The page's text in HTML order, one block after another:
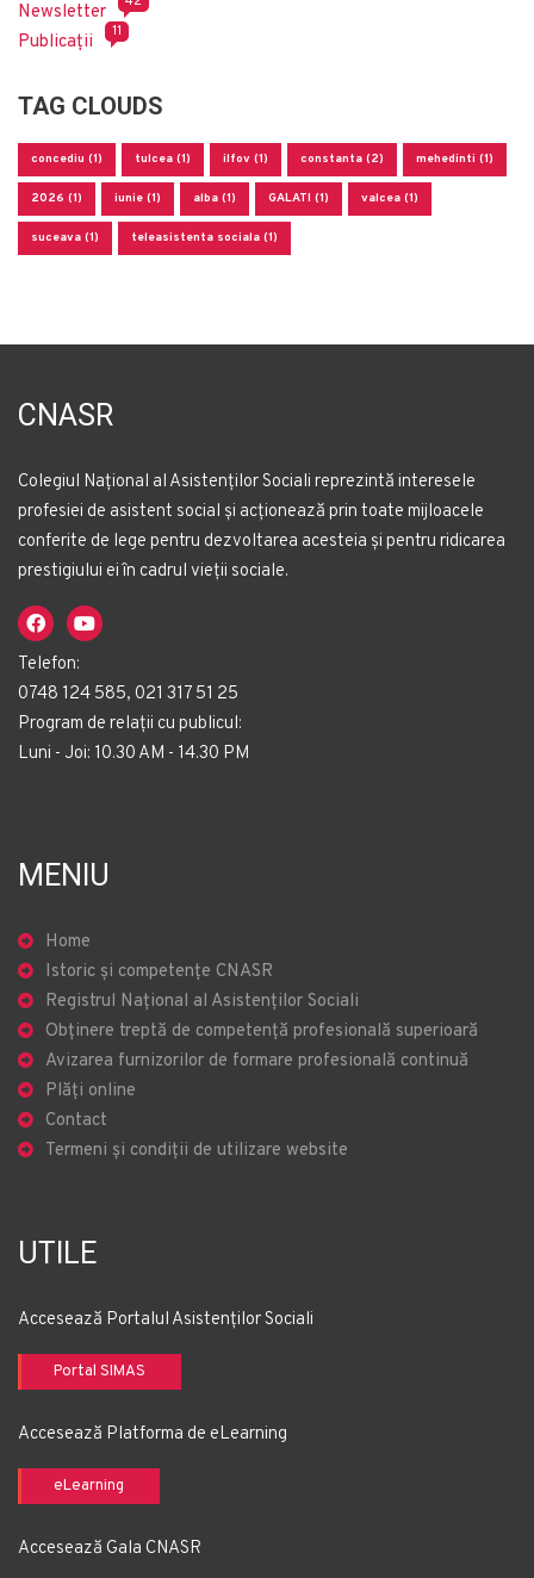
Newsletter
Publicații 11
TAG CLOUDS
concediu (1) tulcea (1) ilfov (1) constanta (2) mehedinti (1)
2026 (1) iunie (1) alba (1) GALATI (1) valcea (1)
suceava (1) teleasistenta sociala (1)
CNASR
Colegiul Național al Asistenților Sociali reprezintă interesele
profesiei de asistent social și acționează prin toate mijloacele
conferite de lege pentru dezvoltarea acesteia și pentru ridicarea
prestigiului ei în cadrul vieții sociale.
Telefon:
0748 124 585, 021 317 51 25
Program de relații cu publicul:
Luni - Joi: 10.30 AM - 14.30 PM
MENIU
Home
Istoric și competențe CNASR
Registrul Național al Asistenților Sociali
Obținere treptă de competență profesională superioară
Avizarea furnizorilor de formare profesională continuă
Plăți online
Contact
Termeni și condiții de utilizare website
UTILE
Accesează Portalul Asistenților Sociali
Portal SIMAS
Accesează Platforma de eLearning
eLearning
Accesează Gala CNASR